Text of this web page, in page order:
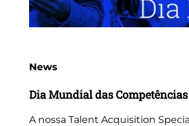
News
Dia Mundial das
A nossa Talent Acquisition